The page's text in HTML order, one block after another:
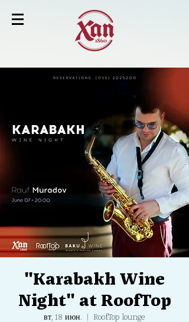
"Karabakh Wine
Night" at RoofTop
вт, 18 июн. RoofTop lounge